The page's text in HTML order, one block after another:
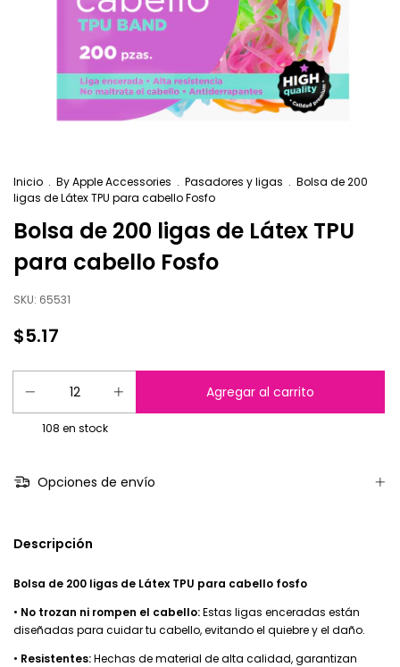
Inicio . By Apple Accessories . Pasadores y ligas . Bolsa de 200
ligas de Látex TPU para cabello Fosfo
Bolsa de 200 ligas de Látex TPU
para cabello Fosfo
SKU: 65531
$5.17
108 en stock
Opciones de envío
Descripción
Bolsa de 200 ligas de Látex TPU para cabello fosfo
• No trozan ni rompen el cabello:Estas ligas enceradas están
diseñadas para cuidar tu cabello, evitando el quiebre y el daño.
• Resistentes:Hechas de material de alta calidad, garantizan